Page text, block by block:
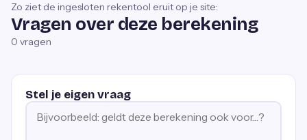
Zo ziet de ingesloten rekentool eruit op je site:
Vragen over deze berekening
0 vragen
Stel je eigen vraag